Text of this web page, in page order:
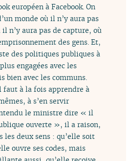
européen à Facebook. On
monde où il n’y aura pas
n’y aura pas de capture, où
des gens. Et,
des politiques publiques à
engagées avec les
bien avec les communs.
faut à la fois apprendre à
à s’en servir
le ministre dire « il
ouverte », il a raison,
les deux sens : qu’elle soit
ouvre ses codes, mais